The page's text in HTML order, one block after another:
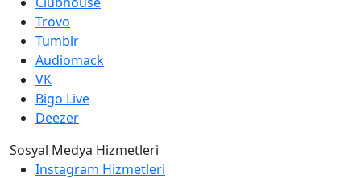
Trovo
Tumblr
Audiomack
VK
Bigo Live
Deezer
Sosyal Medya Hizmetleri
Instagram Hizmetleri